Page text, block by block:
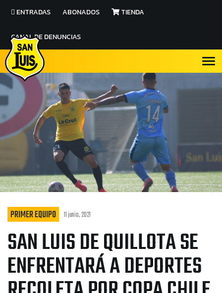
ENTRADAS ABONADOS TIENDA
CANAL DE DENUNCIAS
PRIMER EQUIPO 11 junio, 2021
SAN LUIS DE QUILLOTA SE
ENFRENTARÁ A DEPORTES